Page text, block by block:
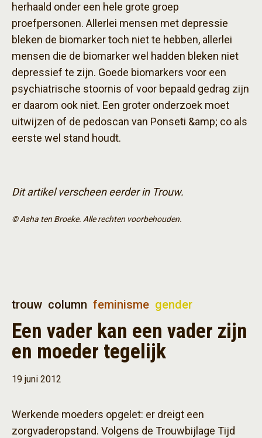
herhaald onder een hele grote groep
proefpersonen. Allerlei mensen met depressie
bleken de biomarker toch niet te hebben, allerlei
mensen die de biomarker wel hadden bleken niet
depressief te zijn. Goede biomarkers voor een
psychiatrische stoornis of voor bepaald gedrag zijn
er daarom ook niet. Een groter onderzoek moet
uitwijzen of de pedoscan van Ponseti &amp; co als
eerste wel stand houdt.
Dit artikel verscheen eerder in Trouw.
© Asha ten Broeke. Alle rechten voorbehouden.
trouw column feminisme gender
Een vader kan een vader zijn
en moeder tegelijk
19 juni 2012
Werkende moeders opgelet: er dreigt een
zorgvaderopstand. Volgens de Trouwbijlage Tijd